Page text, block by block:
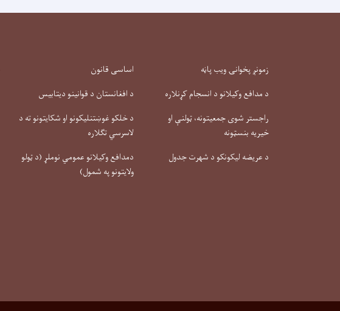
زمونږ پخوانۍ ویب پاڼه
د مدافع وکیلانو د انسجام کړنلاره
راجستر شوی جمعیتونه، ټولنې او
خیریه بنسټونه
د عریضه لیکونکو د شهرت جدول
اساسی قانون
د افغانستان د قوانینو دیتابیس
د خلکو غوښتنلیکونو او شکایتونو ته د
لاسرسي تګلاره
دمدافع وکیلانو عمومي نوملړ (د ټولو
ولایتونو په شمول)